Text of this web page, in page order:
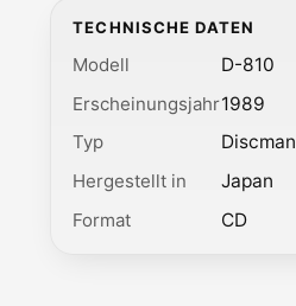
TECHNISCHE DATEN
Modell
D-810
Erscheinungsjahr1989
Typ
Discman
Hergestellt in
Japan
Format
CD